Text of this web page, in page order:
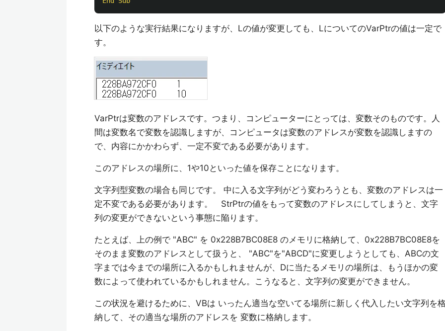
以下のような実行結果になりますが、Lの値が変更しても、LについてのVarPtrの値は一定で
す。
VarPtrは変数のアドレスです。つまり、コンピューターにとっては、変数そのものです。人
間は変数名で変数を認識しますが、コンピュータは変数のアドレスが変数を認識しますの
で、内容にかかわらず、一定不変である必要があります。
このアドレスの場所に、1や10といった値を保存ことになります。
文字列型変数の場合も同じです。 中に入る文字列がどう変わろうとも、変数のアドレスは一
定不変である必要があります。 StrPtrの値をもって変数のアドレスにしてしまうと、文字
列の変更ができないという事態に陥ります。
たとえば、上の例で "ABC" を 0x228B7BC08E8 のメモリに格納して、0x228B7BC08E8を
そのまま変数のアドレスとして扱うと、 "ABC"を"ABCD"に変更しようとしても、ABCの文
字までは今までの場所に入るかもしれませんが、Dに当たるメモリの場所は、もうほかの変
数によって使われているかもしれません。こうなると、文字列の変更ができません。
この状況を避けるために、VBは いったん適当な空いてる場所に新しく代入したい文字列を
納して、その適当な場所のアドレスを 変数に格納します。